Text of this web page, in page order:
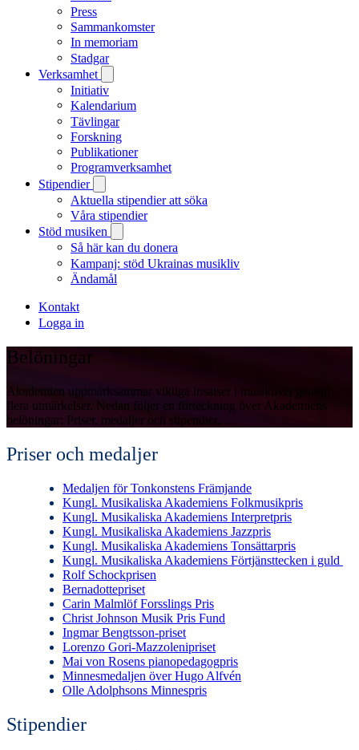
Press
Sammankomster
In memoriam
Stadgar
Verksamhet
Initiativ
Kalendarium
Tävlingar
Forskning
Publikationer
Programverksamhet
Stipendier
Aktuella stipendier att söka
Våra stipendier
Stöd musiken
Så här kan du donera
Kampanj: stöd Ukrainas musikliv
Ändamål
Kontakt
Logga in
Belöningar
Akademien uppmärksammar viktiga insatser i musiklivet genom
flera utmärkelser. Nedan följer en förteckning över Akademiens
belöningar: Priser, medaljer och stipendier.
Priser och medaljer
Medaljen för Tonkonstens Främjande
Kungl. Musikaliska Akademiens Folkmusikpris
Kungl. Musikaliska Akademiens Interpretpris
Kungl. Musikaliska Akademiens Jazzpris
Kungl. Musikaliska Akademiens Tonsättarpris
Kungl. Musikaliska Akademiens Förtjänsttecken i guld
Rolf Schockprisen
Bernadottepriset
Carin Malmlöf Forsslings Pris
Christ Johnson Musik Pris Fund
Ingmar Bengtsson-priset
Lorenzo Gori-Mazzolenipriset
Mai von Rosens pianopedagogpris
Minnesmedaljen över Hugo Alfvén
Olle Adolphsons Minnespris
Stipendier